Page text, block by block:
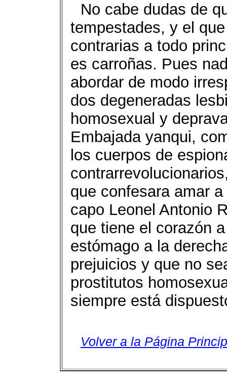
No cabe dudas de
tempestades, y el
contrarias a todo
es carroñas. Pues
abordar de modo
dos degeneradas
homosexual y
Embajada yanqui,
los cuerpos de
que confesara amar
capo Leonel Antonio
que tiene el corazón
estómago a la
prejuicios y que no
prostitutos
siempre está
Volver a la Página